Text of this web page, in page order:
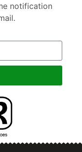
notification